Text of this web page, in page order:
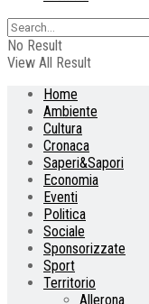
No Result
View All Result
Home
Ambiente
Cultura
Cronaca
Saperi&Sapori
Economia
Eventi
Politica
Sociale
Sponsorizzate
Sport
Territorio
Allerona